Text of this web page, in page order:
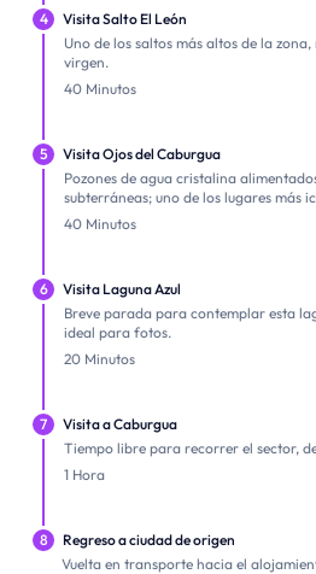
4
Visita Salto El León
Uno de los saltos más altos de la
virgen.
40 Minutos
5
Visita Ojos del Caburgua
Pozones de agua cristalina
subterráneas; uno de los lugares más
40 Minutos
6
Visita Laguna Azul
Breve parada para contemplar esta
ideal para fotos.
20 Minutos
7
Visita a Caburgua
Tiempo libre para recorrer el sector,
1 Hora
8
Regreso a ciudad de origen
Vuelta en transporte hacia el